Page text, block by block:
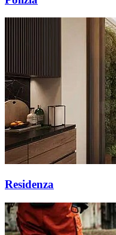
Residenza